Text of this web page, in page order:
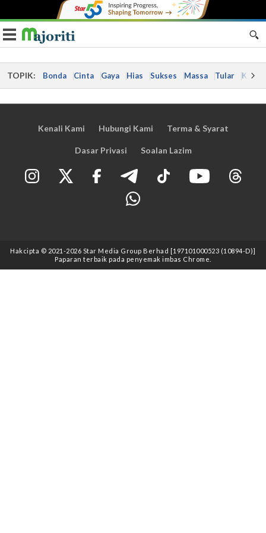
Toggle navigation
TOPIK: Bonda Cinta Gaya Hias Sukses Massa Tular Kes
Kenali Kami Hubungi Kami Terma & Syarat
Dasar Privasi Soalan Lazim
Hakcipta © 2021 -2026 Star Media Group Berhad [197101000523 (10894-D)]
Paparan terbaik pada penyemak imbas Chrome.